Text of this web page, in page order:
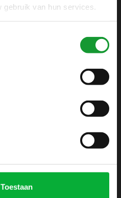
van hun services.
52 32 80
Policy